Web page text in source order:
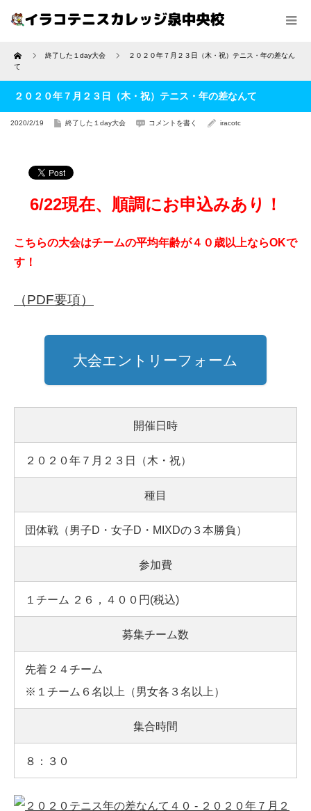
Home 終了した１day大会
２０２０年７月２３日（木・祝）テニス・年の差なん
て
２０２０年７月２３日（木・祝）テニス・年の差なんて
2020/2/19 終了した１day大会 コメントを書く iracotc
6/22現在、順調にお申込みあり！
こちらの大会はチームの平均年齢が４０歳以上ならOKで
す！
（PDF要項）
大会エントリーフォーム
開催日時
２０２０年７月２３日（木・祝）
種目
団体戦（男子D・女子D・MIXDの３本勝負）
参加費
１チーム ２６，４００円(税込)
募集チーム数
先着２４チーム
※ １チーム６名以上（男女各３名以上）
集合時間
８：３０